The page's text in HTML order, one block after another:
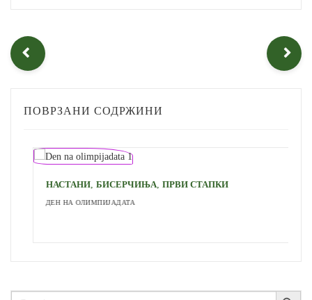
ПОВРЗАНИ СОДРЖИНИ
НАСТАНИ,БИСЕРЧИЊА,ПРВИ СТАПКИ
ДЕН НА ОЛИМПИЈАДАТА
Search
Search Button